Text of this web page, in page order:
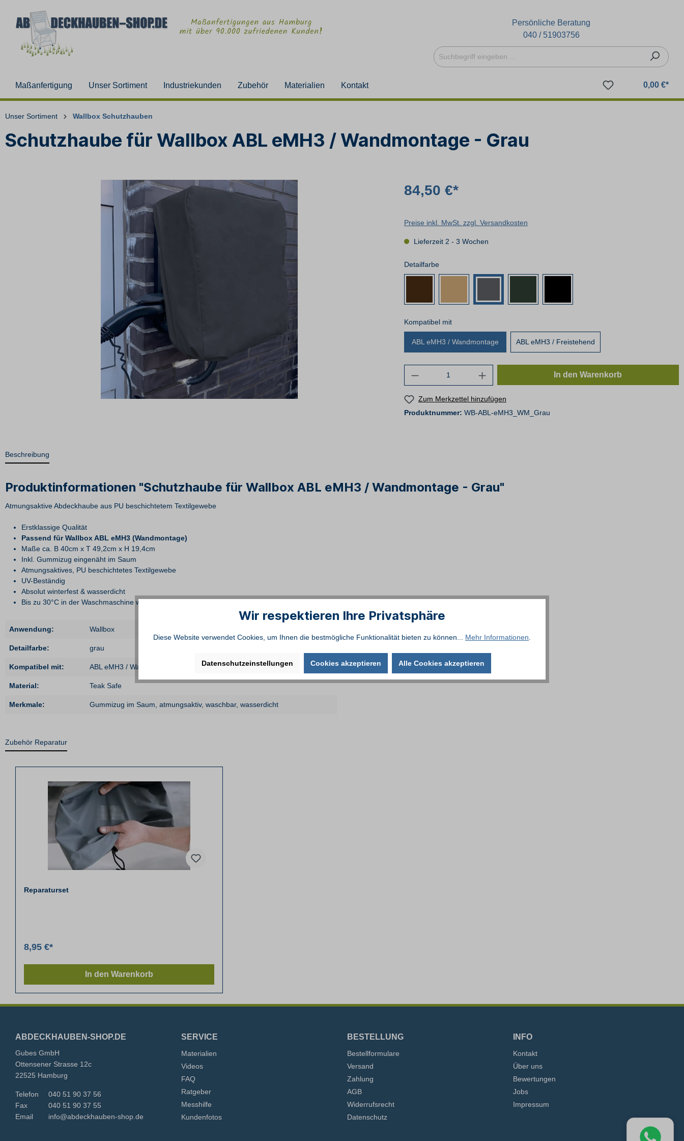
Persönliche Beratung
040 / 51903756
Maßanfertigung Unser Sortiment Industriekunden Zubehör Materialien Kontakt 0,00 €*
Unser Sortiment Wallbox Schutzhauben
Schutzhaube für Wallbox ABL eMH3 / Wandmontage - Grau
84,50 €*
Preise inkl. MwSt. zzgl. Versandkosten
Lieferzeit 2 - 3 Wochen
Detailfarbe
Kompatibel mit
ABL eMH3 / Wandmontage ABL eMH3 / Freistehend
In den Warenkorb
Zum Merkzettel hinzufügen
Produktnummer: WB-ABL-eMH3_WM_Grau
Beschreibung
Produktinformationen "Schutzhaube für Wallbox ABL eMH3 / Wandmontage - Grau"
Atmungsaktive Abdeckhaube aus PU beschichtetem Textilgewebe
Erstklassige Qualität
Passend für Wallbox ABL eMH3 (Wandmontage)
Maße ca. B 40cm x T 49,2cm x H 19,4cm
Inkl. Gummizug eingenäht im Saum
Atmungsaktives, PU beschichtetes Textilgewebe
UV-Beständig
Absolut winterfest & wasserdicht
Bis zu 30°C in der Waschmaschine waschbar
Anwendung: Wallbox
Detailfarbe: grau
Kompatibel mit: ABL eMH3 / Wandmontage
Material: Teak Safe
Merkmale: Gummizug im Saum , atmungsaktiv, waschbar, wasserdicht
Zubehör Reparatur
Reparaturset
8,95 €*
In den Warenkorb
ABDECKHAUBEN-SHOP.DE
Gubes GmbH
Ottensener Strasse 12c
22525 Hamburg
Telefon
040 51 90 37 56
Fax
040 51 90 37 55
Email
info@abdeckhauben-shop.de
SERVICE
Materialien
Videos
FAQ
Ratgeber
Messhilfe
Kundenfotos
BESTELLUNG
Bestellformulare
Versand
Zahlung
AGB
Widerrufsrecht
Datenschutz
INFO
Kontakt
Über uns
Bewertungen
Jobs
Impressum
Wir respektieren Ihre Privatsphäre
Diese Website verwendet Cookies, um Ihnen die bestmögliche Funktionalität bieten zu können... Mehr Informationen.
Datenschutzeinstellungen Cookies akzeptieren Alle Cookies akzeptieren